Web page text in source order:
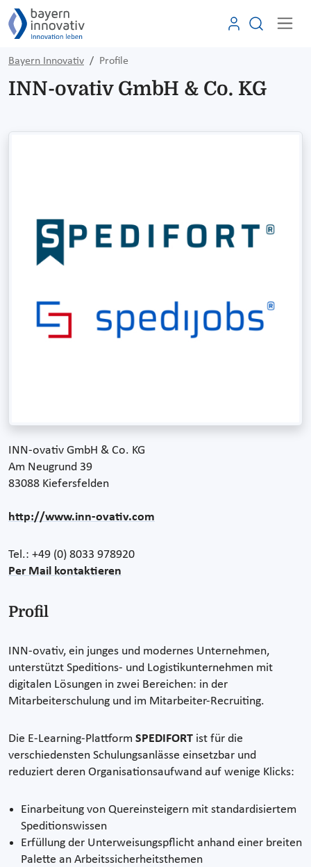
Bayern Innovativ Profile
INN-ovativ GmbH & Co. KG
INN-ovativ GmbH & Co. KG
Am Neugrund 39
83088 Kiefersfelden
http://www.inn-ovativ.com
Tel.: +49 (0) 8033 978920
Per Mail kontaktieren
Profil
INN-ovativ, ein junges und modernes Unternehmen,
unterstützt Speditions- und Logistikunternehmen mit
digitalen Lösungen in zwei Bereichen: in der
Mitarbeiterschulung und im Mitarbeiter-Recruiting.
Die E-Learning-Plattform SPEDIFORT ist für die
verschiedensten Schulungsanlässe einsetzbar und
reduziert deren Organisationsaufwand auf wenige Klicks:
Einarbeitung von Quereinsteigern mit standardisiertem
Speditionswissen
Erfüllung der Unterweisungspflicht anhand einer breiten
Palette an Arbeitssicherheitsthemen